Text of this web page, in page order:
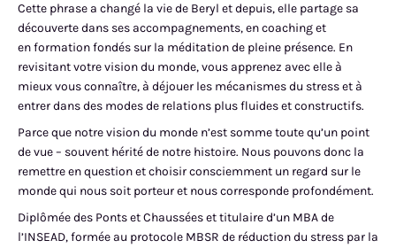
Cette phrase a changé la vie de Beryl et depuis, elle partage sa
découverte dans ses accompagnements, en coaching et
en formation fondés sur la méditation de pleine présence. En
revisitant votre vision du monde, vous apprenez avec elle à
mieux vous connaître, à déjouer les mécanismes du stress et à
entrer dans des modes de relations plus fluides et constructifs.
Parce que notre vision du monde n’est somme toute qu’un point
de vue – souvent hérité de notre histoire. Nous pouvons donc la
remettre en question et choisir consciemment un regard sur le
monde qui nous soit porteur et nous corresponde profondément.
Diplômée des Ponts et Chaussées et titulaire d’un MBA de
l’INSEAD, formée au protocole MBSR de réduction du stress par la